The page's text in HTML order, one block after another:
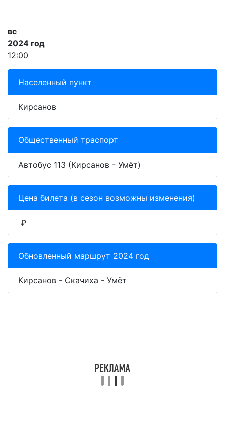
вс
2024 год
12:00
Населенный пункт
Кирсанов
Общественный траспорт
Автобус 113 (Кирсанов - Умёт)
Цена билета (в сезон возможны изменения)
₽
Обновленный маршрут 2024 год
Кирсанов - Скачиха - Умёт